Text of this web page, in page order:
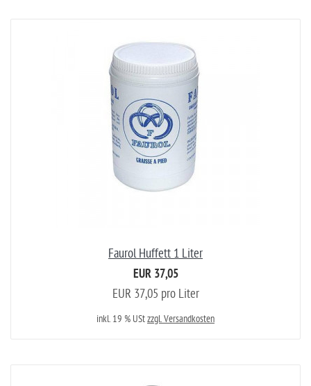
Faurol Huffett 1 Liter
EUR 37,05
EUR 37,05 pro Liter
inkl. 19 % UStzzgl. Versandkosten